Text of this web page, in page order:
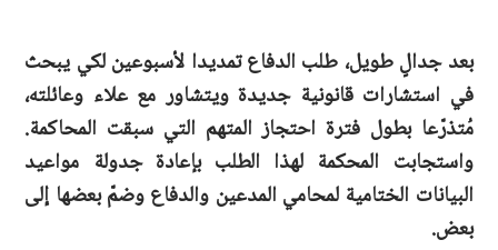
بعد جدالٍ طويل، طلب الدفاع تمديدا لأسبوعين لكي يبحث
في استشارات قانونية جديدة ويتشاور مع علاء وعائلته،
مُتذرّعا بطول فترة احتجاز المتهم التي سبقت المحاكمة.
واستجابت المحكمة لهذا الطلب بإعادة جدولة مواعيد
البيانات الختامية لمحامي المدعين والدفاع وضمّ بعضها إلى
بعض.